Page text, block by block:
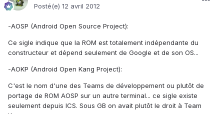
Posté(e) 12 avril 2012
-AOSP (Android Open Source Project):
Ce sigle indique que la ROM est totalement indépendante du
constructeur et dépend seulement de Google et de son OS...
-AOKP (Android Open Kang Project):
C'est le nom d'une des Teams de développement ou plutôt de
portage de ROM AOSP sur un autre terminal... ce sigle existe
seulement depuis ICS. Sous GB on avait plutôt le droit à Team